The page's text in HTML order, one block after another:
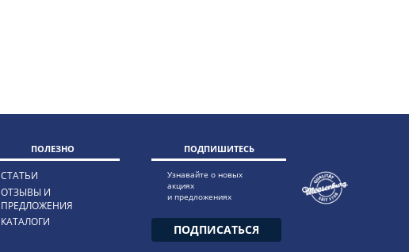
ПОЛЕЗНО
СТАТЬИ
ОТЗЫВЫ И
ПРЕДЛОЖЕНИЯ
КАТАЛОГИ
ПОДПИШИТЕСЬ
Узнавайте о новых
акциях
и предложениях
ПОДПИСАТЬСЯ